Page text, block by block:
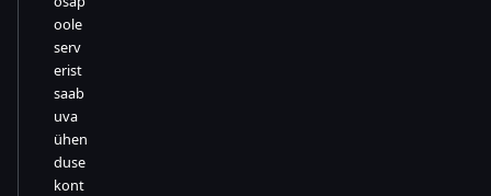
oole
serv
erist
saab
uva
ühen
duse
kont